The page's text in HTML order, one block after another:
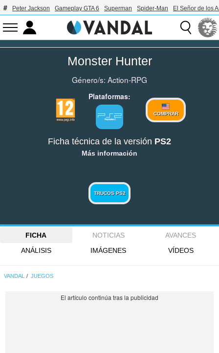
Peter Jackson Gameplay GTA 6 Superman Spider-Man El Señor de los
Monster Hunter
Género/s: Action-RPG
Plataformas:
COMPRAR
Ficha técnica de la versión PS2
Más información
TRUCOS PS2
FICHA NOTICIAS
AVANCES
ANÁLISIS
IMÁGENES VÍDEOS
VANDAL JUEGOS